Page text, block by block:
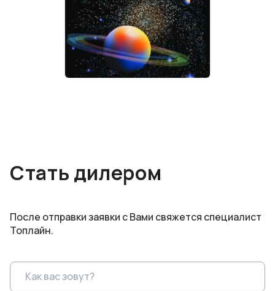
Стать дилером
После отправки заявки с Вами свяжется специалист
Топлайн.